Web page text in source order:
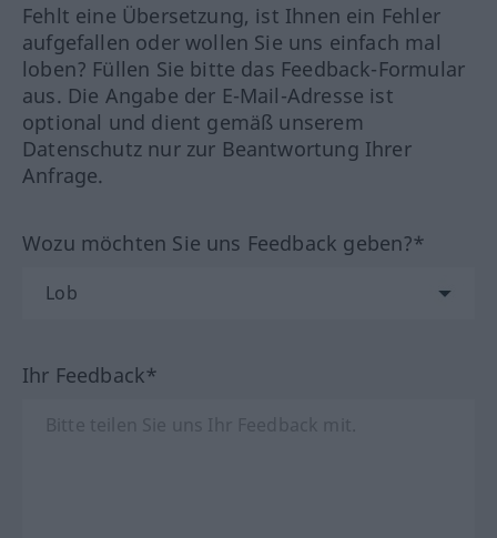
Fehlt eine Übersetzung, ist Ihnen ein Fehler
aufgefallen oder wollen Sie uns einfach mal
loben? Füllen Sie bitte das Feedback-Formular
aus. Die Angabe der E-Mail-Adresse ist
optional und dient gemäß unserem
Datenschutz nur zur Beantwortung Ihrer
Anfrage.
Wozu möchten Sie uns Feedback geben?*
Ihr Feedback*